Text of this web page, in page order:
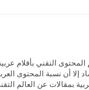
التقني بأقلام
إلا أن نسبة المحتوى
بمقالات عن العالم